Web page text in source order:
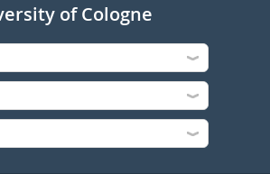
of Cologne